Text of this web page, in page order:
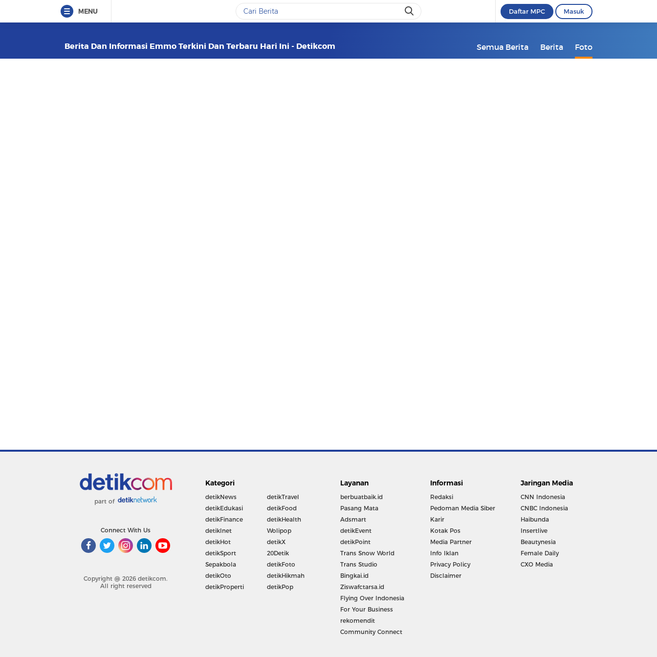
MENU Daftar MPC Masuk
Berita Dan Informasi Emmo Terkini Dan Terbaru Hari Ini - Detikcom Semua Berita Berita Foto
part of
Connect With Us
Copyright @ 2026 detikcom.
All right reserved
Kategori
detikNews
detikEdukasi
detikFinance
detikInet
detikHot
detikSport
Sepakbola
detikOto
detikProperti
detikTravel
detikFood
detikHealth
Wolipop
detikX
20Detik
detikFoto
detikHikmah
detikPop
Layanan
berbuatbaik.id
Pasang Mata
Adsmart
detikEvent
detikPoint
Trans Snow World
Trans Studio
Bingkai.id
Ziswafctarsa.id
Flying Over Indonesia
For Your Business
rekomendit
Community Connect
Informasi
Redaksi
Pedoman Media Siber
Karir
Kotak Pos
Media Partner
Info Iklan
Privacy Policy
Disclaimer
Jaringan Media
CNN Indonesia
CNBC Indonesia
Haibunda
Insertlive
Beautynesia
Female Daily
CXO Media